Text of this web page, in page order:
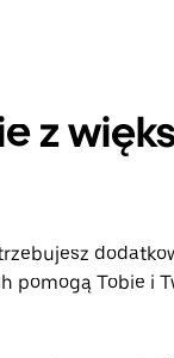
z
pomogą Tobie i